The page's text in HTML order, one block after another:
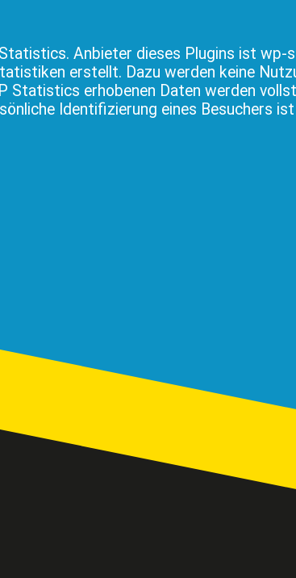
Anbieter dieses Plugins ist
erstellt. Dazu werden keine
Statistics erhobenen Daten werden
Identifizierung eines Besuchers